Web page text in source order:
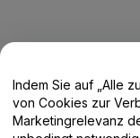
Hilfe-
Indem Sie auf „Alle
von Cookies zur
Marketingrelevanz der Website zu.